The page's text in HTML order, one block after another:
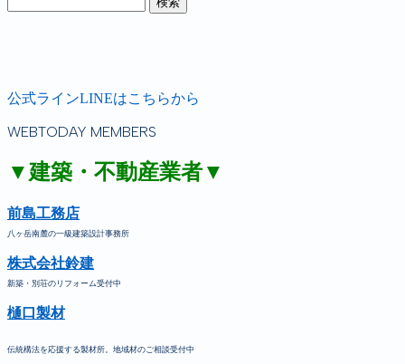
公式ラインLINEはこちらから
WEBTODAY MEMBERS
▼建築・不動産業者▼
前島工務店
八ヶ岳南麓の一級建築設計事務所
株式会社鈴建
新築・別荘のリフォーム受付中
樋口製材
伝統構法を応援する製材所。地域材のご相談受付中